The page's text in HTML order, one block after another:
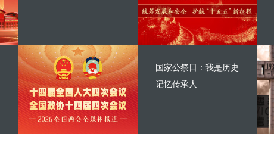
国家公祭日：我是历史
记忆传承人